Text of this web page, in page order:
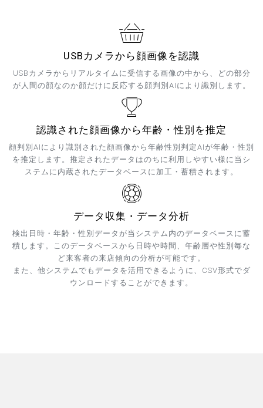
USBカメラから顔画像を認識
USBカメラからリアルタイムに受信する画像の中から、どの部分
が人間の顔なのか顔だけに反応する顔判別AIにより識別します。
認識された顔画像から年齢・性別を推定
顔判別AIにより識別された顔画像から年齢性別判定AIが年齢・性別
を推定します。推定されたデータはのちに利用しやすい様に当シ
ステムに内蔵されたデータベースに加工・蓄積されます。
データ収集・データ分析
検出日時・年齢・性別データが当システム内のデータベースに蓄
積します。このデータベースから日時や時間、年齢層や性別毎な
ど来客者の来店傾向の分析が可能です。
また、他システムでもデータを活用できるように、CSV形式でダ
ウンロードすることができます。